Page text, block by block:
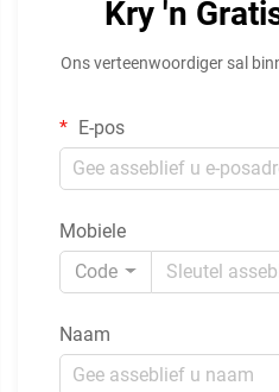
Kry 'n
Ons verteenwoordiger sal
E-pos
Mobiele
Code
Naam